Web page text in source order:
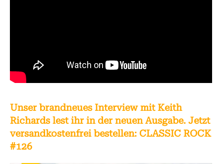
Unser brandneues Interview mit Keith
Richards lest ihr in der neuen Ausgabe. Jetzt
versandkostenfrei bestellen: CLASSIC ROCK
#126